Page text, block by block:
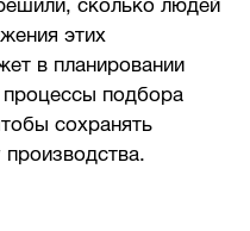
сколько людей
этих
в планировании
процессы подбора
сохранять